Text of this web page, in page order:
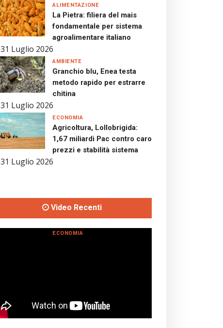
La Pietra: filiera del mais
fondamentale per sistema
agroalimentare italiano
31 Luglio 2026
ALIMENTAZIONE
Granchio blu, Enea testa
metodo rapido per estrarre
chitina
31 Luglio 2026
AMBIENTE
Agricoltura, Lollobrigida:
1,67 miliardi Pac contro caro
prezzi e stabilità sistema
31 Luglio 2026
ECONOMIA
Video Recenti
ECONOMIA